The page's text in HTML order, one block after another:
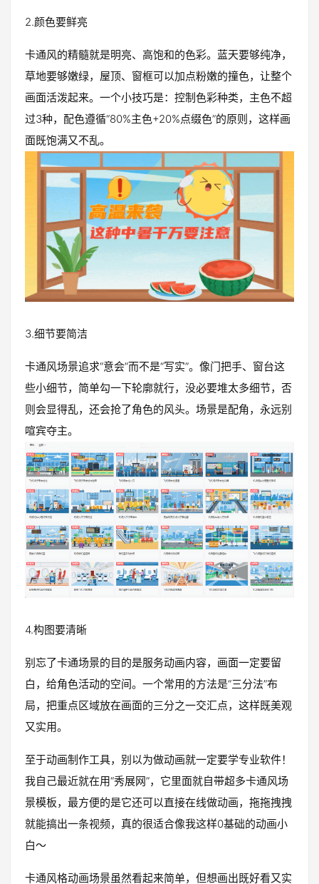
2.颜色要鲜亮
卡通风的精髓就是明亮、高饱和的色彩。蓝天要够纯净，
草地要够嫩绿，屋顶、窗框可以加点粉嫩的撞色，让整个
画面活泼起来。一个小技巧是：控制色彩种类，主色不超
过3种，配色遵循“80%主色+20%点缀色”的原则，这样画
面既饱满又不乱。
3.细节要简洁
卡通风场景追求“意会”而不是“写实”。像门把手、窗台这
些小细节，简单勾一下轮廓就行，没必要堆太多细节，否
则会显得乱，还会抢了角色的风头。场景是配角，永远别
喧宾夺主。
4.构图要清晰
别忘了卡通场景的目的是服务动画内容，画面一定要留
白，给角色活动的空间。一个常用的方法是“三分法”布
局，把重点区域放在画面的三分之一交汇点，这样既美观
又实用。
至于动画制作工具，别以为做动画就一定要学专业软件！
我自己最近就在用“秀展网”，它里面就自带超多卡通风场
景模板，最方便的是它还可以直接在线做动画，拖拖拽拽
就能搞出一条视频，真的很适合像我这样0基础的动画小
白～
卡通风格动画场景虽然看起来简单，但想画出既好看又实